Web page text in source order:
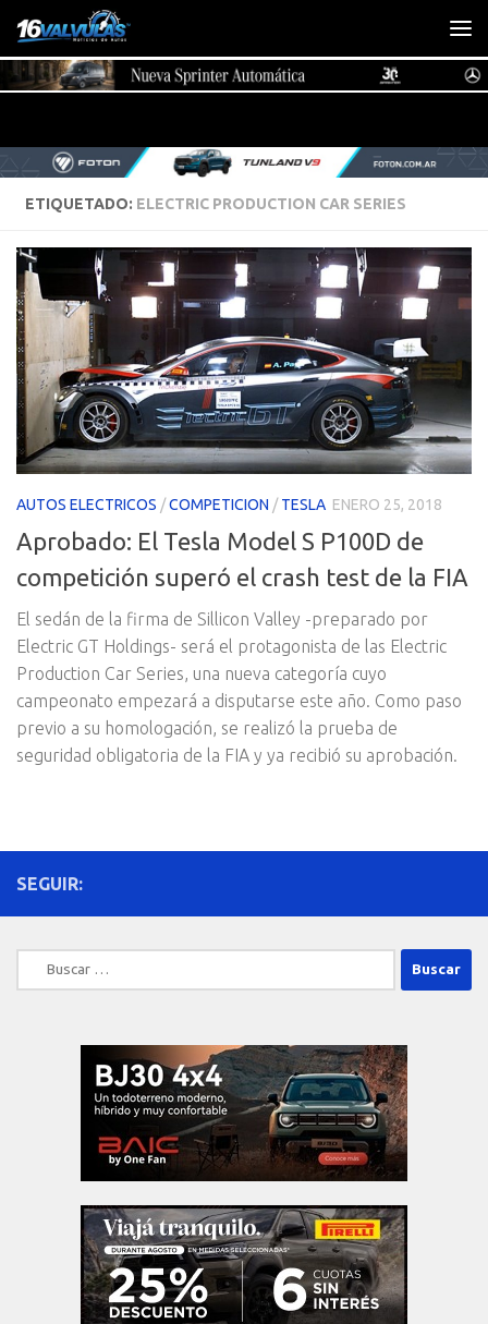
Saltar al contenido
ETIQUETADO: ELECTRIC PRODUCTION CAR SERIES
AUTOS ELECTRICOS /COMPETICION /TESLA ENERO 25, 2018
Aprobado: El Tesla Model S P100D de
competición superó el crash test de la FIA
El sedán de la firma de Sillicon Valley -preparado por
Electric GT Holdings- será el protagonista de las Electric
Production Car Series, una nueva categoría cuyo
campeonato empezará a disputarse este año. Como paso
previo a su homologación, se realizó la prueba de
seguridad obligatoria de la FIA y ya recibió su aprobación.
SEGUIR:
Buscar: